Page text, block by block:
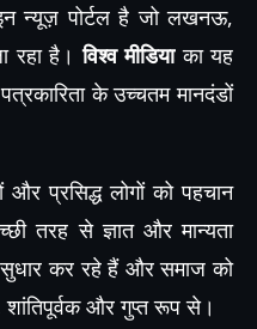
न्यूज़ पोर्टल है जो लखनऊ,
रहा है।विश्व मीडियाका यह
के उच्चतम मानदंडों
प्रसिद्ध लोगों को पहचान
तरह से ज्ञात और मान्यता
सुधार कर रहे हैं और समाज को
शांतिपूर्वक और गुप्त रूप से।